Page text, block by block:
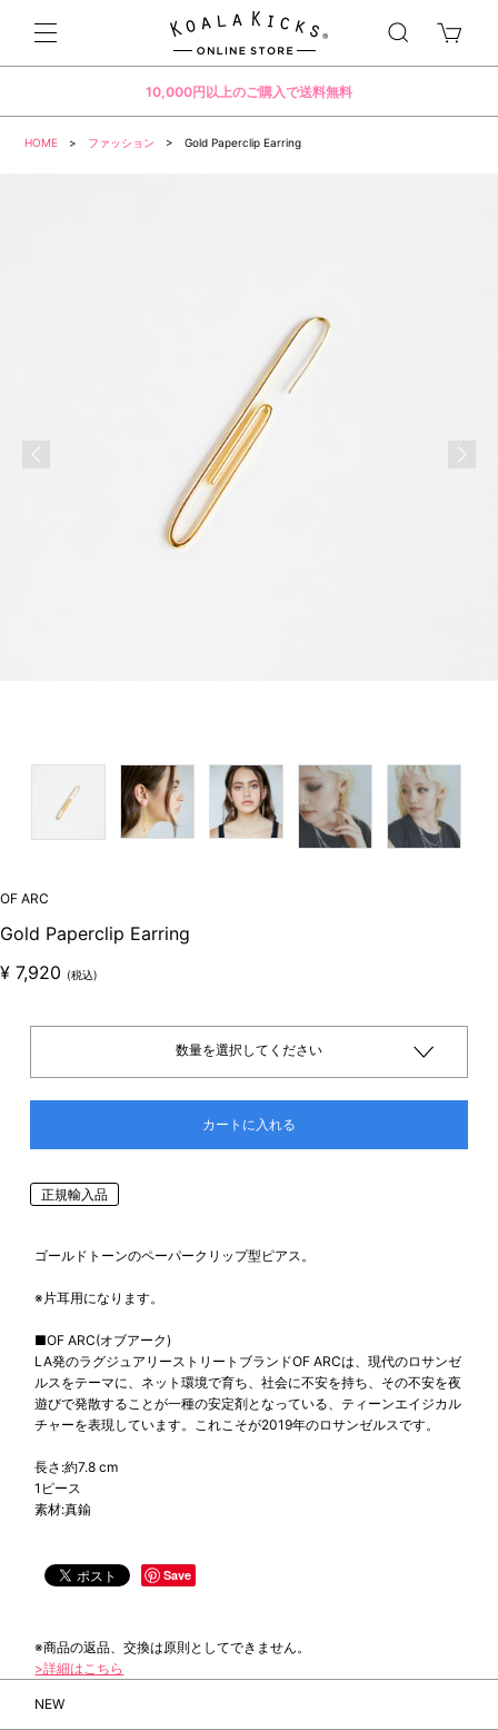
10,000円以上のご購入で送料無料
HOME > ファッション > Gold Paperclip Earring
OF ARC
Gold Paperclip Earring
¥ 7,920 (税込)
数量を選択してください
カートに入れる
正規輸入品
ゴールドトーンのペーパークリップ型ピアス。
※片耳用になります。
■OF ARC(オブアーク)
LA発のラグジュアリーストリートブランドOF ARCは、現代のロサンゼ
ルスをテーマに、ネット環境で育ち、社会に不安を持ち、その不安を夜
遊びで発散することが一種の安定剤となっている、ティーンエイジカル
チャーを表現しています。これこそが2019年のロサンゼルスです。
長さ:約7.8 cm
1ピース
素材:真鍮
Save
※商品の返品、交換は原則としてできません。
>詳細はこちら
NEW